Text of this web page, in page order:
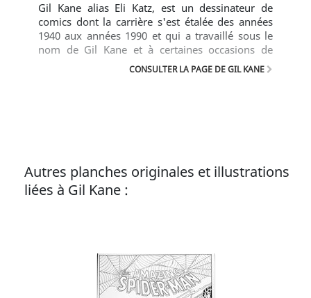
Gil Kane alias Eli Katz, est un dessinateur de
comics dont la carrière s'est étalée des années
1940 aux années 1990 et qui a travaillé sous le
nom de Gil Kane et à certaines occasions de
Scott Edwards. Kane a co-créé les versions
modernes des super-héros Green Lantern et
CONSULTER LA PAGE DE GIL KANE
Autres planches originales et illustrations
liées à Gil Kane :